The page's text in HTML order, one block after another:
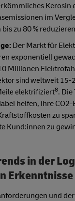
Kerosin
im
zu 80 %
Der Markt für
exponentiell
Millionen
sind weltweit 15-
elektrifiziert8.
helfen, ihre
zu
Kund:innen zu
in der
Erkenntnisse
und